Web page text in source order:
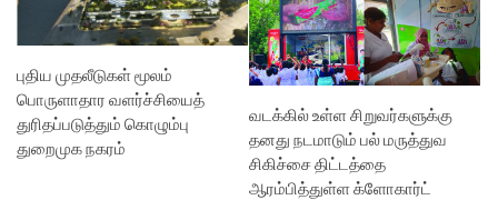
புதிய முதலீடுகள் மூலம்
பொருளாதார வளர்ச்சியைத்
துரிதப்படுத்தும் கொழும்பு
துறைமுக நகரம்
வடக்கில் உள்ள சிறுவர்களுக்கு
தனது நடமாடும் பல் மருத்துவ
சிகிச்சை திட்டத்தை
ஆரம்பித்துள்ள க்ளோகார்ட்